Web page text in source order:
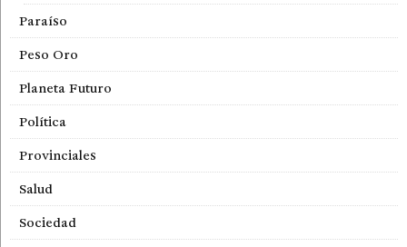
Paraíso
Peso Oro
Planeta Futuro
Política
Provinciales
Salud
Sociedad